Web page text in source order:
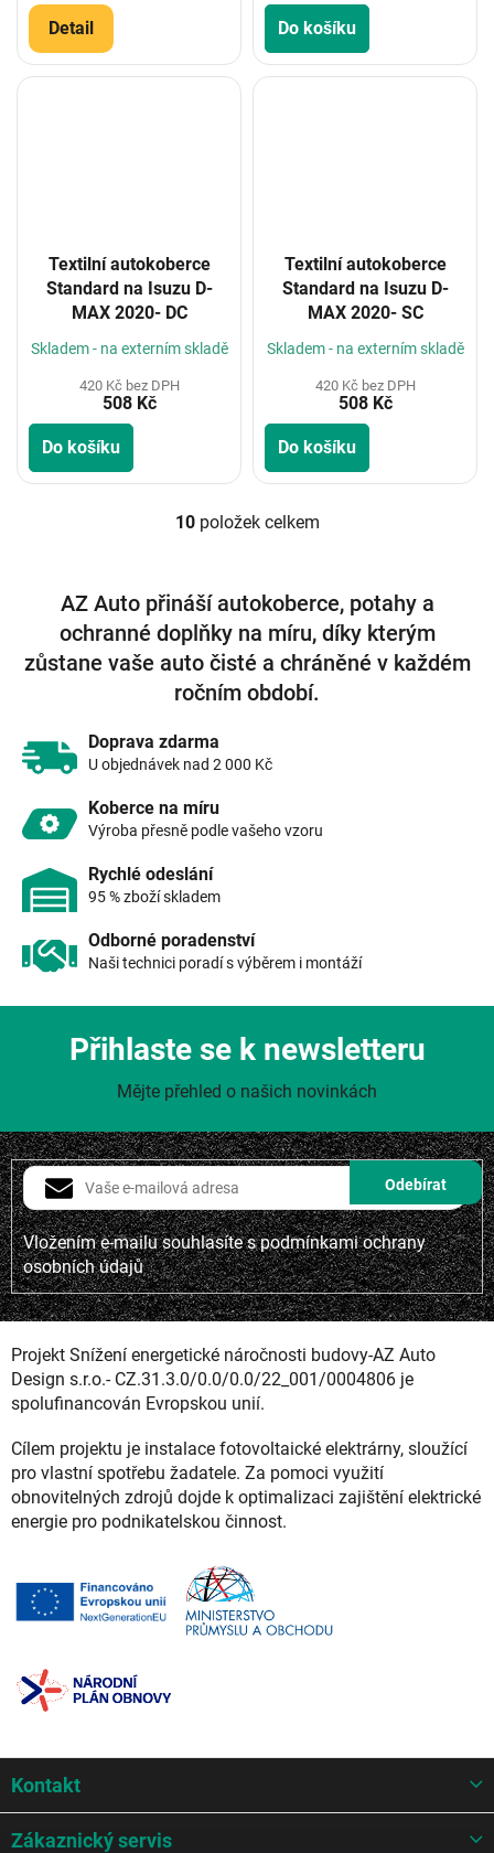
Detail Do košíku
Textilní autokoberce
Standard na Isuzu D-
MAX 2020- DC
Skladem - na externím skladě
420 Kč bez DPH
508 Kč
Do košíku
Textilní autokoberce
Standard na Isuzu D-
MAX 2020- SC
Skladem - na externím skladě
420 Kč bez DPH
508 Kč
Do košíku
O
á
d
a
c
í
p
k
ý
10položek celkem
AZ Auto přináší autokoberce, potahy a
ochranné doplňky na míru, díky kterým
zůstane vaše auto čisté a chráněné v každém
ročním období.
Doprava zdarma
U objednávek nad 2 000 Kč
Koberce na míru
Výroba přesně podle vašeho vzoru
Rychlé odeslání
95 % zboží skladem
Odborné poradenství
Naši technici poradí s výběrem i montáží
Vložením e-mailu souhlasíte spodmínkami ochrany
osobních údajů
Přihlaste se k newsletteru
Mějte přehled o našich novinkách
Projekt Snížení energetické náročnosti budovy-AZ Auto
Design s.r.o.- CZ.31.3.0/0.0/0.0/22_001/0004806 je
spolufinancován Evropskou unií.
Cílem projektu je instalace fotovoltaické elektrárny, sloužící
pro vlastní spotřebu žadatele. Za pomoci využití
obnovitelných zdrojů dojde k optimalizaci zajištění elektrické
energie pro podnikatelskou činnost.
p
Kontakt
Zákaznický servis